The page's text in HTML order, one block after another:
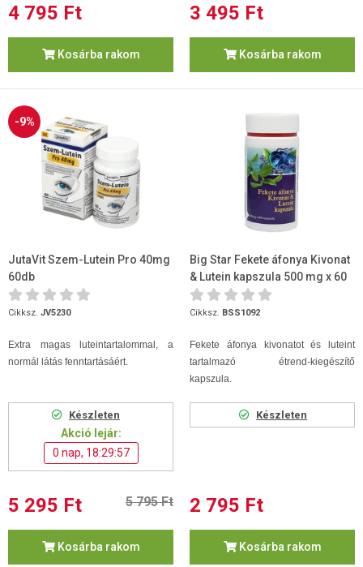
4 795 Ft
Kosárba rakom
3 495 Ft
Kosárba rakom
-9%
JutaVit Szem-Lutein Pro 40mg
60db
Cikksz. JV5230
Extra magas luteintartalommal, a
normál látás fenntartásáért.
Készleten
Akció lejár:
0 nap, 18:29:56
5 295 Ft 5 795 Ft
Kosárba rakom
Big Star Fekete áfonya Kivonat
& Lutein kapszula 500 mg x 60
db
Cikksz. BSS1092
Fekete áfonya kivonatot és luteint
tartalmazó étrend-kiegészítő
kapszula.
Készleten
2 795 Ft
Kosárba rakom